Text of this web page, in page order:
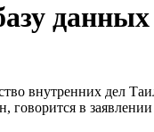
внутренних дел
в